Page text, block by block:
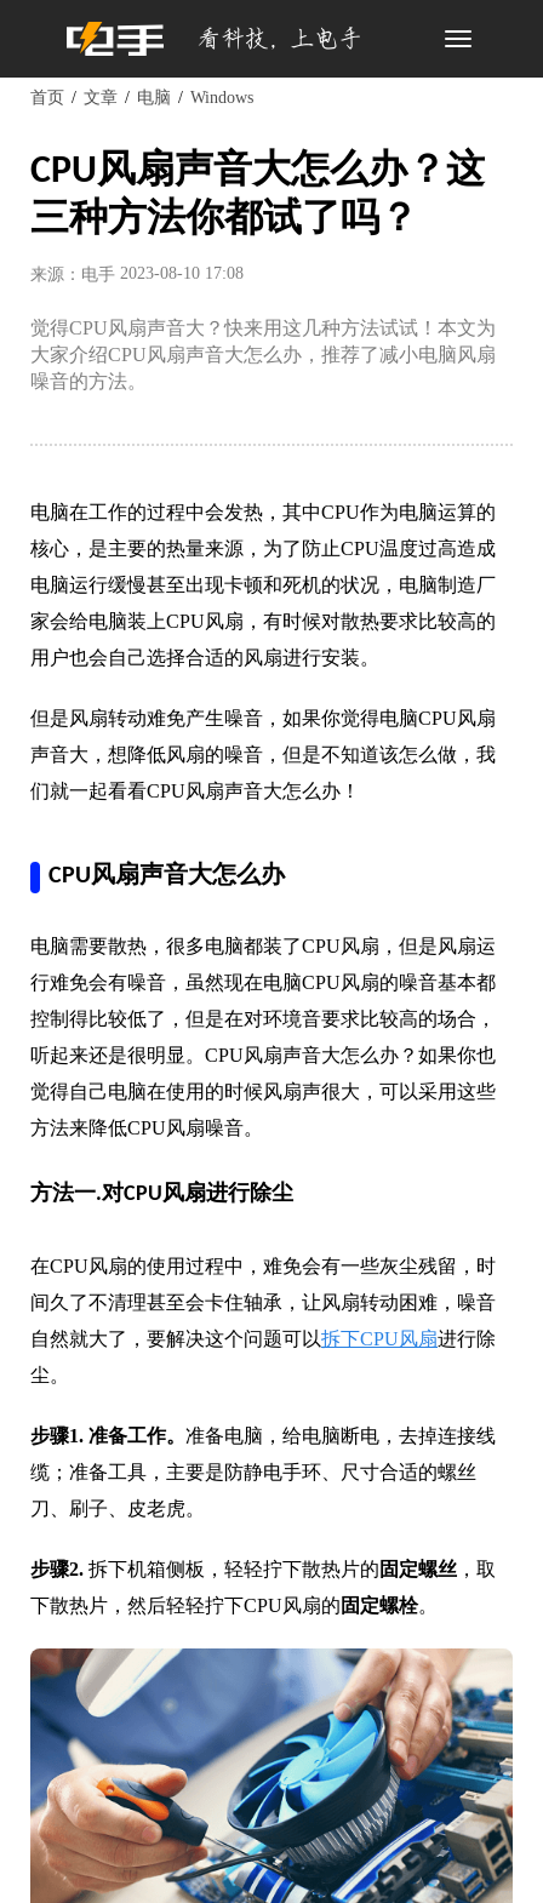
Toggle
首页 文章 电脑 Windows
CPU风扇声音大怎么办？这
三种方法你都试了吗？
来源：电手 2023-08-10 17:08
觉得CPU风扇声音大？快来用这几种方法试试！本文为
大家介绍CPU风扇声音大怎么办，推荐了减小电脑风扇
噪音的方法。
电脑在工作的过程中会发热，其中CPU作为电脑运算的
核心，是主要的热量来源，为了防止CPU温度过高造成
电脑运行缓慢甚至出现卡顿和死机的状况，电脑制造厂
家会给电脑装上CPU风扇，有时候对散热要求比较高的
用户也会自己选择合适的风扇进行安装。
但是风扇转动难免产生噪音，如果你觉得电脑CPU风扇
声音大，想降低风扇的噪音，但是不知道该怎么做，我
们就一起看看CPU风扇声音大怎么办！
CPU风扇声音大怎么办
电脑需要散热，很多电脑都装了CPU风扇，但是风扇运
行难免会有噪音，虽然现在电脑CPU风扇的噪音基本都
控制得比较低了，但是在对环境音要求比较高的场合，
听起来还是很明显。CPU风扇声音大怎么办？如果你也
觉得自己电脑在使用的时候风扇声很大，可以采用这些
方法来降低CPU风扇噪音。
方法一.对CPU风扇进行除尘
在CPU风扇的使用过程中，难免会有一些灰尘残留，时
间久了不清理甚至会卡住轴承，让风扇转动困难，噪音
自然就大了，要解决这个问题可以拆下CPU风扇进行除
尘。
步骤1. 准备工作。 准备电脑，给电脑断电，去掉连接线
缆；准备工具，主要是防静电手环、尺寸合适的螺丝
刀、刷子、皮老虎。
步骤2. 拆下机箱侧板，轻轻拧下散热片的 固定螺丝 ，取
下散热片，然后轻轻拧下CPU风扇的 固定螺栓。